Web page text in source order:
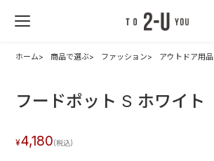
ホーム 商品で選ぶ ファッション アウトドア用品
フードポット S ホワイト
4,180